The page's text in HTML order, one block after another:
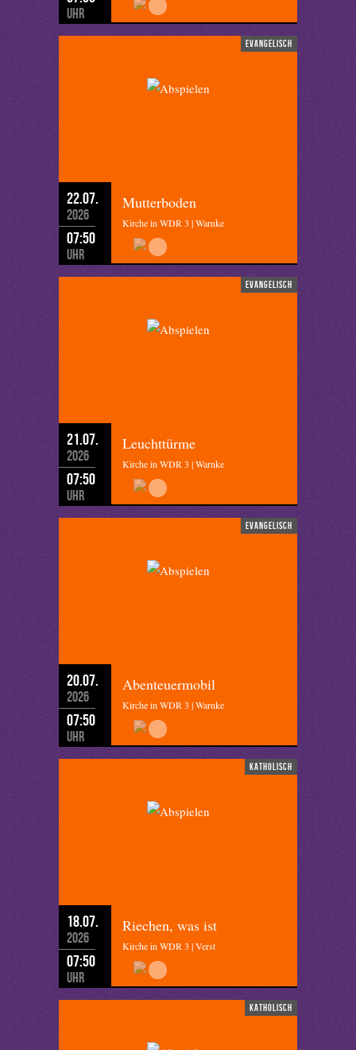
Uhr
evangelisch
22.07.
2026
07:50
Uhr
Mutterboden
Kirche in WDR 3 | Warnke
evangelisch
21.07.
2026
07:50
Uhr
Leuchttürme
Kirche in WDR 3 | Warnke
evangelisch
20.07.
2026
07:50
Uhr
Abenteuermobil
Kirche in WDR 3 | Warnke
katholisch
18.07.
2026
07:50
Uhr
Riechen, was ist
Kirche in WDR 3 | Verst
katholisch